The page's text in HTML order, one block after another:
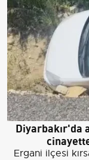
Diyarbakır'da
Ergani ilçesi